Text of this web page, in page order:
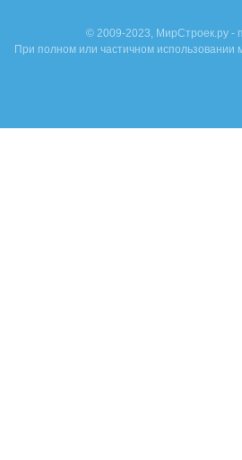
© 2009-2023, МирСтроек.ру -
При полном или частичном использовании